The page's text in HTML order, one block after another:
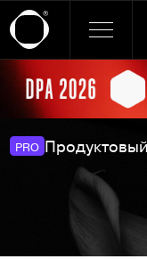
Ссылка баннера
PRO